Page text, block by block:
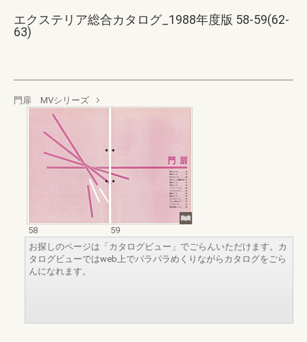
エクステリア総合カタログ_1988年度版 58-59(62-
63)
門扉 MVシリーズ
58
59
お探しのページは「カタログビュー」でごらんいただけます。カ
タログビューではweb上でパラパラめくりながらカタログをごら
んになれます。